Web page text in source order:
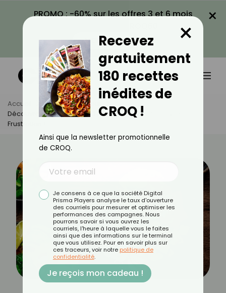
PROMO : -60% sur les offres 3 et 6 mois
VOIR LA PROMO
×
Accueil Actus
Minceur
Découvrez La Méthode 3x3 Pour Perdre Du Poids Sans
Frustration !
Recevez
gratuitement
180 recettes
inédites de
CROQ !
×
Ainsi que la newsletter promotionnelle
de CROQ.
Je consens à ce que la société Digital
Prisma Players analyse le taux d'ouverture
des courriels pour mesurer et optimiser les
performances des campagnes. Nous
pourrons savoir si vous ouvrez les
courriels, l'heure à laquelle vous le faites
ainsi que des informations sur le terminal
que vous utilisez. Pour en savoir plus sur
ces traceurs, voir notre politique de
confidentialité.
Je reçois mon cadeau !